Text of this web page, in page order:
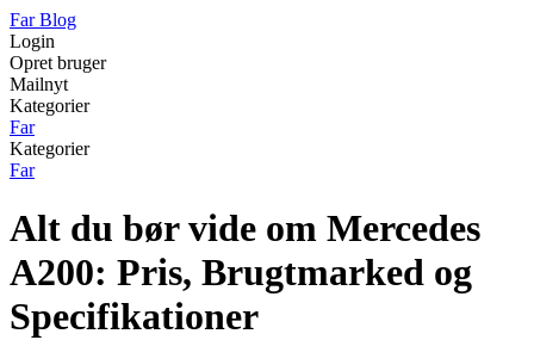
Far Blog
Login
Opret bruger
Mailnyt
Kategorier
Far
Kategorier
Far
Alt du bør vide om Mercedes
A200: Pris, Brugtmarked og
Specifikationer